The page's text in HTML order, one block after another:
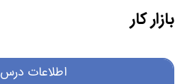
بازار کار
اطلاعات درس